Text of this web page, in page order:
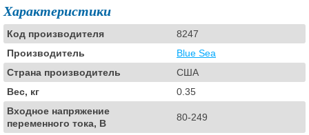
Характеристики
Код производителя
8247
Производитель
Blue Sea
Страна производитель
США
Вес, кг
0.35
Входное напряжение
переменного тока, В
80-249